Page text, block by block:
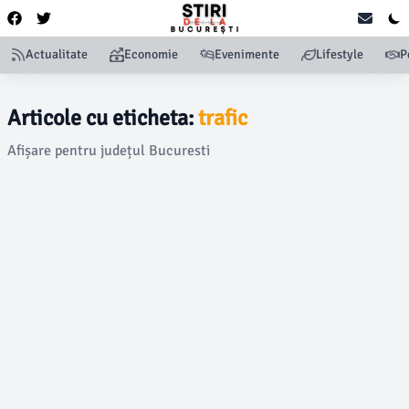
Actualitate Economie Evenimente Lifestyle
Articole cu eticheta:trafic
Afișare pentru județul Bucuresti